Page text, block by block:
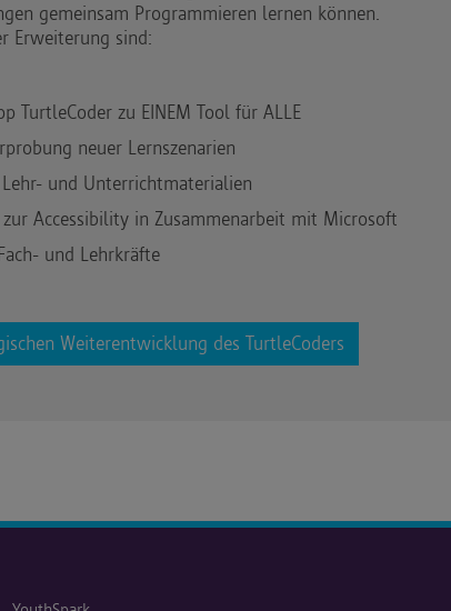
gemeinsam Programmieren lernen können.
Erweiterung sind:
TurtleCoder zu EINEM Tool für ALLE
neuer Lernszenarien
und Unterrichtmaterialien
Accessibility in Zusammenarbeit mit Microsoft
und Lehrkräfte
Weiterentwicklung des TurtleCoders